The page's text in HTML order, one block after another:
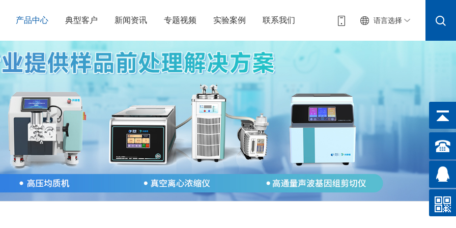
产品中心 典型客户 新闻资讯 专题视频 实验案例 联系我们 语言选择